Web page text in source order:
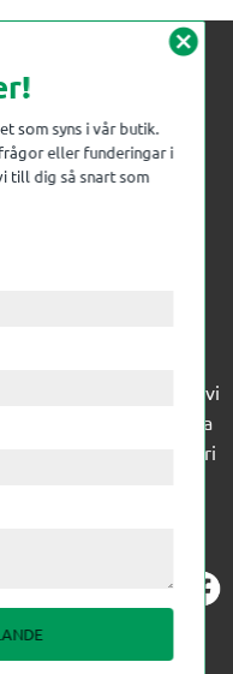
till
Till träindustrin tillför vi
från timmerplanen hela
och till övrig industri
teknikprodukter med
och lager.
cancel
som syns i vår butik.
eller funderingar i
till dig så snart som